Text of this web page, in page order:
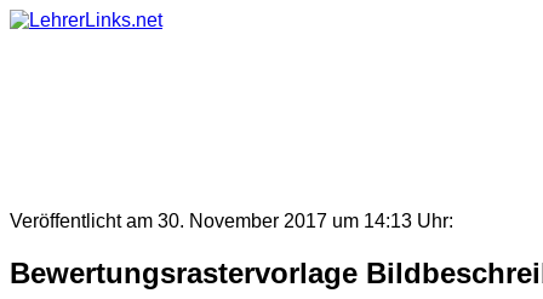
Skip
Veröffentlicht am 30. November 2017 um 14:13 Uhr:
Bewertungsrastervorlage